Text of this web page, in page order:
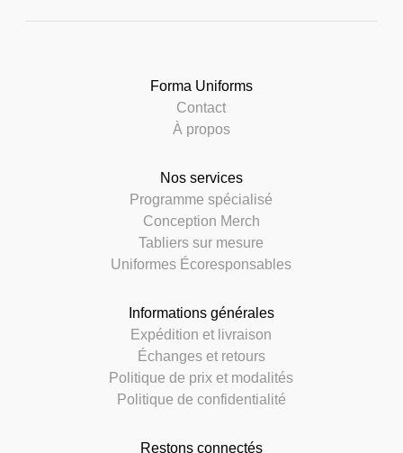
Forma Uniforms
Contact
À propos
Nos services
Programme spécialisé
Conception Merch
Tabliers sur mesure
Uniformes Écoresponsables
Informations générales
Expédition et livraison
Échanges et retours
Politique de prix et modalités
Politique de confidentialité
Restons connectés